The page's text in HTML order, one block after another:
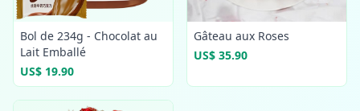
Bol de 234g - Chocolat au
Lait Emballé
US$ 19.90
Gâteau aux Roses
US$ 35.90